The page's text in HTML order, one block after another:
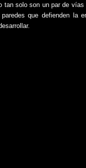
tan solo son un par de
paredes que defienden la